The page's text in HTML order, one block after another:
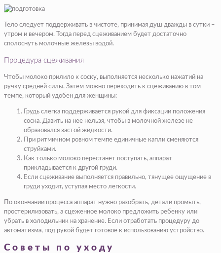
Тело следует поддерживать в чистоте, принимая душ дважды в сутки –
утром и вечером. Тогда перед сцеживанием будет достаточно
сполоснуть молочные железы водой.
Процедура сцеживания
Чтобы молоко прилило к соску, выполняется несколько нажатий на
ручку средней силы. Затем можно переходить к сцеживанию в том
темпе, который удобен для женщины:
Грудь слегка поддерживается рукой для фиксации положения
соска. Давить на нее нельзя, чтобы в молочной железе не
образовался застой жидкости.
При ритмичном ровном темпе единичные капли сменяются
струйками.
Как только молоко перестанет поступать, аппарат
прикладывается к другой груди.
Если сцеживание выполняется правильно, тянущее ощущение в
груди уходит, уступая место легкости.
По окончании процесса аппарат нужно разобрать, детали промыть,
простерилизовать, а сцеженное молоко предложить ребенку или
убрать в холодильник на хранение. Если отработать процедуру до
автоматизма, под рукой будет готовое к использованию устройство.
Советы по уходу